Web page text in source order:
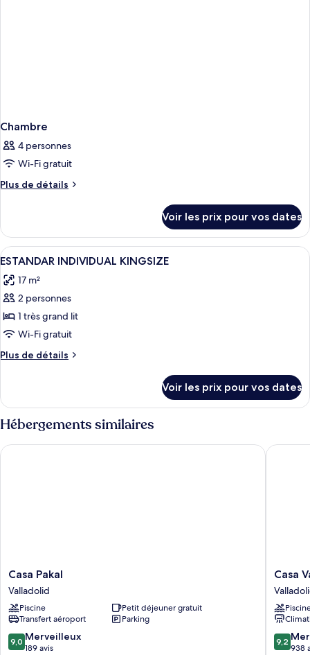
Chambre
4 personnes
Wi-Fi gratuit
Plus de détails
Plus
le
type
de
Chambre
Voir les prix pour vos dates
Afficher
toutes
les
photos
pour
ce
type
de
ESTANDAR
INDIVIDUAL
KINGSIZE
Une chambre d’hôtel avec un lit,
5
ESTANDAR INDIVIDUAL KINGSIZE
17 m²
2 personnes
1 très grand lit
Wi-Fi gratuit
Plus de détails
Plus
le
type
de
chambre
ESTANDAR
Voir les prix pour vos dates
Hébergements similaires
Casa
Pakal
Valladolid
Casa Pakal
Valladolid
Piscine
Petit déjeuner gratuit
Transfert aéroport
Parking
9.0
sur
9,0 Merveilleux
189 avis
Casa Pakal
Casa
Hotel
Casa
9.2
sur
9,2
938
Casa